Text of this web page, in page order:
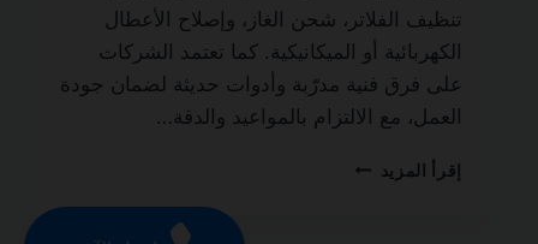
تنظيف الفلاتر، شحن الغاز، وإصلاح الأعطال
الكهربائية أو الميكانيكية. كما تعتمد الشركات
على فرق فنية مدرّبة وأدوات حديثة لضمان جودة
العمل، مع الالتزام بالمواعيد والدقة…
إقرأ المزيد شركة